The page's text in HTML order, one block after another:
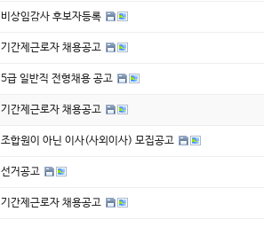
비상임감사 후보자등록
기간제근로자 채용공고
5급 일반직 전형채용 공고
기간제근로자 채용공고
조합원이 아닌 이사(사외이사) 모집공고
선거공고
기간제근로자 채용공고